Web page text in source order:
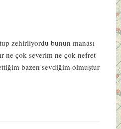
zehirliyordu bunun manası
ne çok severim ne çok nefret
bazen sevdiğim olmuştur